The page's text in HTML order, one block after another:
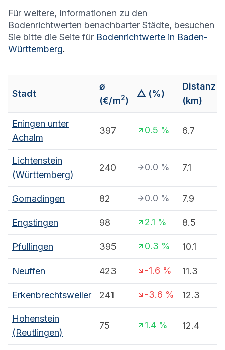
Für weitere, Informationen zu den
Bodenrichtwerten benachbarter Städte, besuchen
Sie bitte die Seite für Bodenrichtwerte in Baden-
Württemberg.
Stadt
⌀
(€/m2)
△ (%)
Distanz
(km)
Eningen unter
Achalm
397 0.5 % 6.7
Lichtenstein
(Württemberg)
240 0.0 % 7.1
Gomadingen 82 0.0 % 7.9
Engstingen 98 2.1 % 8.5
Pfullingen 395 0.3 % 10.1
Neuffen 423 -1.6 % 11.3
Erkenbrechtsweiler 241 -3.6 % 12.3
Hohenstein
(Reutlingen)
75 1.4 % 12.4